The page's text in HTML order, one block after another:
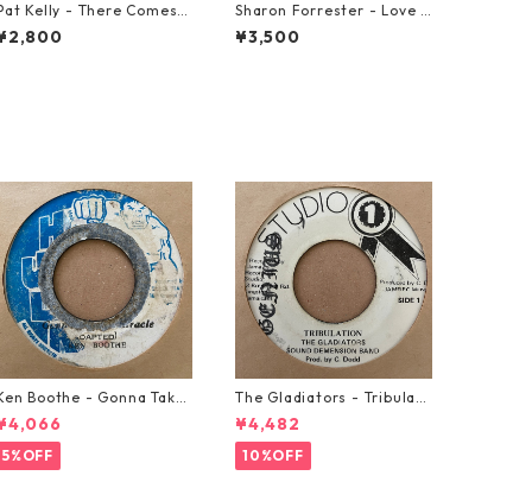
Kelly - There Comes A
【12-50057】
Sharon Forrester - Love D
on't Live Here Anymore
【12-50068】
¥3,500
Boothe - Gonna Take
Miracle【7-21362】
5%OFF
The Gladiators - Tribulati
on【7-21365】
¥4,482
10%OFF